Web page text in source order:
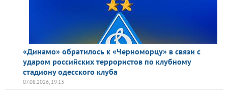
«Динамо» обратилось к «Черноморцу» в связи с
ударом российских террористов по клубному
стадиону одесского клуба
07.08.2026, 19:13